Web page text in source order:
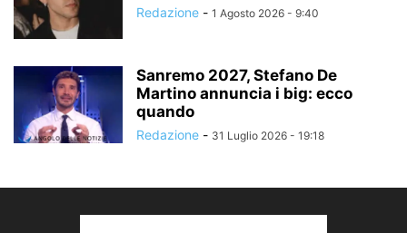
Redazione - 1 Agosto 2026 - 9:40
Sanremo 2027, Stefano De
Martino annuncia i big: ecco
quando
Redazione - 31 Luglio 2026 - 19:18